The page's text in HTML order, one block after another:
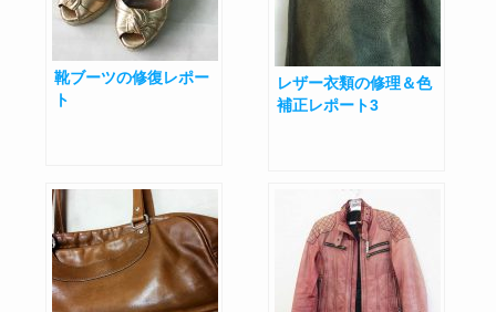
靴ブーツの修復レポー
ト
レザー衣類の修理＆色
補正レポート3